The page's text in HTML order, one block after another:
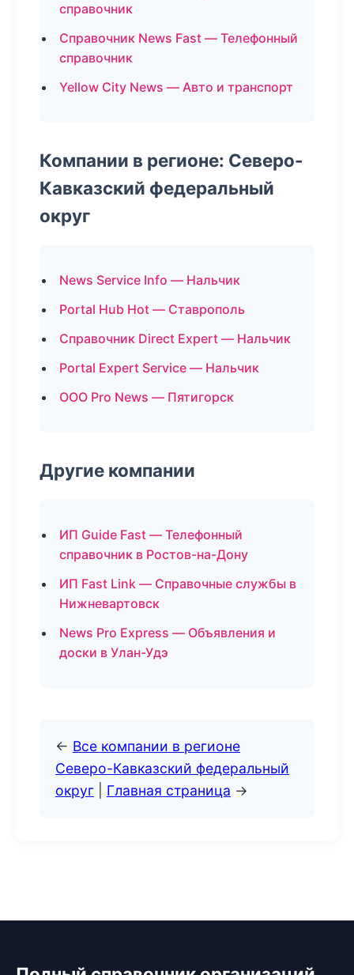
справочник
Справочник News Fast — Телефонный
справочник
Yellow City News — Авто и транспорт
Компании в регионе: Северо-
Кавказский федеральный
округ
News Service Info — Нальчик
Portal Hub Hot — Ставрополь
Справочник Direct Expert — Нальчик
Portal Expert Service — Нальчик
ООО Pro News — Пятигорск
Другие компании
ИП Guide Fast — Телефонный
справочник в Ростов-на-Дону
ИП Fast Link — Справочные службы в
Нижневартовск
News Pro Express — Объявления и
доски в Улан-Удэ
← Все компании в регионе
Северо-Кавказский федеральный
округ
Главная страница →